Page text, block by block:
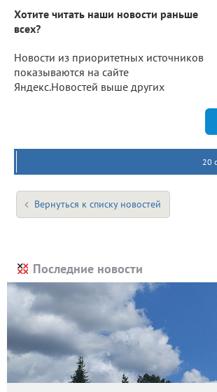
Хотите читать наши новости раньше
всех?
Новости из приоритетных источников
показываются на сайте
Яндекс.Новостей выше других
20
Вернуться к списку новостей
Последние новости